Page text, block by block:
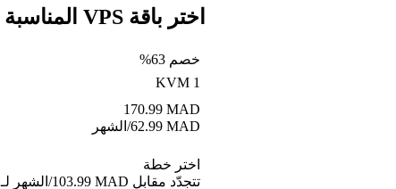
اختر باقة VPS المناسبة لـ RomM
خصم 63%
KVM 1
MAD
170.99
MAD
62.99/الشهر
اختر خطة